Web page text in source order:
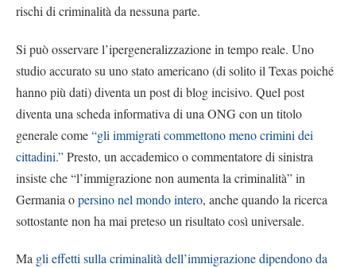
rischi di criminalità da nessuna parte.
Si può osservare l’ipergeneralizzazione in tempo reale. Uno
studio accurato su uno stato americano (di solito il Texas poiché
hanno più dati) diventa un post di blog incisivo. Quel post
diventa una scheda informativa di una ONG con un titolo
generale come“gli immigrati commettono meno crimini dei
cittadini.”Presto, un accademico o commentatore di sinistra
insiste che “l’immigrazione non aumenta la criminalità” in
Germania opersino nel mondo intero, anche quando la ricerca
sottostante non ha mai preteso un risultato così universale.
Ma gli effetti sulla criminalità dell’immigrazione dipendono da